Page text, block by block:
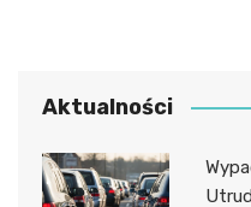
Aktualności